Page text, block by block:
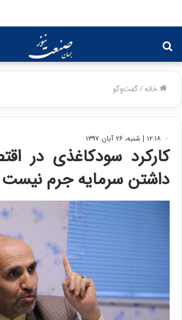
برای
خانه/گفت‌وگو
۱۲:۱۸ | شنبه، ۲۶ آبان ۱۳۹۷
کارکرد سودکاغذی در
داشتن سرمایه جرم نیست